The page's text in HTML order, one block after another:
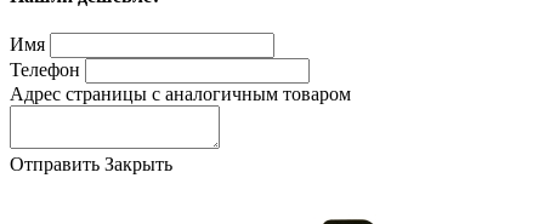
Имя
Телефон
Адрес страницы с аналогичным товаром
Отправить Закрыть